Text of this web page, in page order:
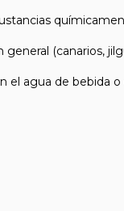
(canarios,
el agua de bebida